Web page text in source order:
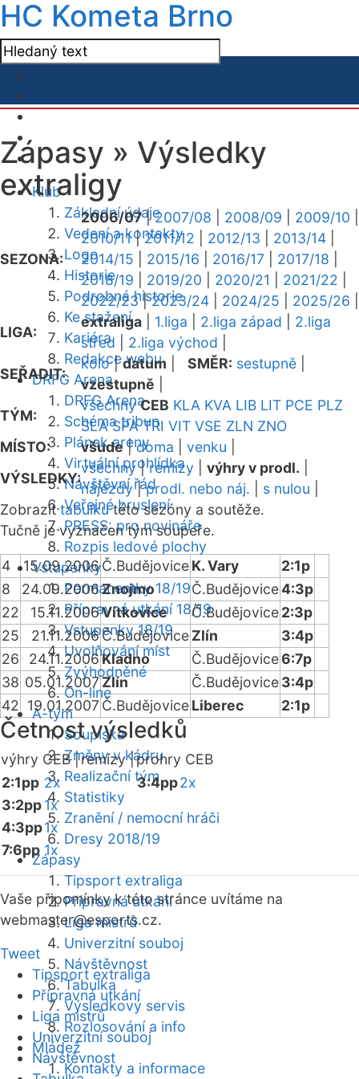
HC Kometa Brno
Klub
Základní údaje
Vedení a kontakty
Logo
Historie
Podrobná historie
Ke stažení
Kariéra
Redakce webu
DRFG Arena
DRFG Arena
Schéma tribun
Plánek areny
Virtuální prohlídka
Návštěvní řád
Veřejné bruslení
PRESS: pro novináře
Rozpis ledové plochy
Vstupenky
Permanentky 18/19
Přípravná utkání 18/19
Vstupenky 18/19
Uvolňování míst
Zvýhodněné
On-line
A-tým
Soupiska
Změny v kádru
Realizační tým
Statistiky
Zranění / nemocní hráči
Dresy 2018/19
Zápasy
Tipsport extraliga
Přípravná utkání
Liga mistrů
Univerzitní souboj
Návštěvnost
Tabulka
Výsledkový servis
Rozlosování a info
Mládež
Kontakty a informace
Zápasy » Výsledky
extraligy
SEZONA:
2006/07|2007/08 2008/09 2009/10
2010/11|2011/12 2012/13 2013/14
2014/15
2015/16 2016/17 2017/18
2018/19
2019/20 2020/21 2021/22
2022/23|2023/24 2024/25 2025/26
LIGA:
extraliga 1.liga 2.liga západ
2.liga
střed
2.liga východ
SEŘADIT:
kolo|datum SMĚR: sestupně
vzestupně
TÝM:
všechny CEB KLA KVA LIB LIT PCE PLZ
SLA SPA TRI VIT VSE ZLN ZNO
MÍSTO:
všude|doma venku
VÝSLEDKY:
všechny|remízy výhry v prodl.
nájezdy|prodl. nebo náj. s nulou
Zobrazittabulkutéto sezóny a soutěže.
Tučně je vyznačen tým soupeře.
4 15.09.2006Č.BudějoviceK. Vary
2:1p
8
24.09.2006Znojmo Č.Budějovice4:3p
22
15.11.2006Vítkovice Č.Budějovice2:3p
25
21.11.2006Č.BudějoviceZlín
3:4p
26
24.11.2006 Kladno Č.Budějovice6:7p
38 05.01.2007Zlín Č.Budějovice3:4p
42 19.01.2007 Č.BudějoviceLiberec 2:1p
Četnost výsledků
výhry CEB |remízy |prohry CEB
2:1pp 2x
3:2pp1x
4:3pp1x
7:6pp 1x
3:4pp2x
Vaše připomínky k této stránce uvítáme na
webmaster@esports.cz.
Tweet
Tipsport extraliga
Přípravná utkání
Liga mistrů
Univerzitní souboj
Návštěvnost